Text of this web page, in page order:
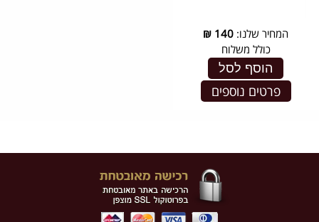
המחיר שלנו: 140
₪
כולל משלוח
הוסף לסל
פרטים נוספים